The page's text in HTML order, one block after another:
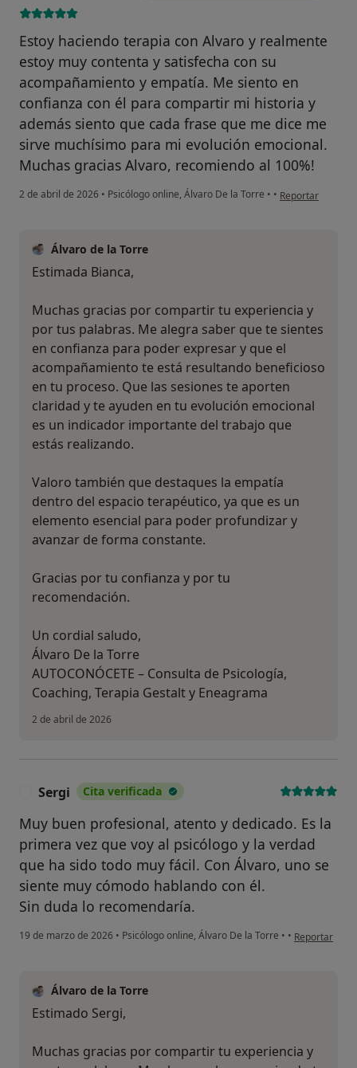
Estoy haciendo terapia con Alvaro y realmente
estoy muy contenta y satisfecha con su
acompañamiento y empatía. Me siento en
confianza con él para compartir mi historia y
además siento que cada frase que me dice me
sirve muchísimo para mi evolución emocional.
Muchas gracias Alvaro, recomiendo al 100%!
2 de abril de 2026 • Psicólogo online, Álvaro De la Torre • • en opinión del
Reportar
Álvaro de la Torre
Estimada Bianca,
Muchas gracias por compartir tu experiencia y
por tus palabras. Me alegra saber que te sientes
en confianza para poder expresar y que el
acompañamiento te está resultando beneficioso
en tu proceso. Que las sesiones te aporten
claridad y te ayuden en tu evolución emocional
es un indicador importante del trabajo que
estás realizando.
Valoro también que destaques la empatía
dentro del espacio terapéutico, ya que es un
elemento esencial para poder profundizar y
avanzar de forma constante.
Gracias por tu confianza y por tu
recomendación.
Un cordial saludo,
Álvaro De la Torre
AUTOCONÓCETE – Consulta de Psicología,
Coaching, Terapia Gestalt y Eneagrama
2 de abril de 2026
Sergi Cita verificada
Muy buen profesional, atento y dedicado. Es la
primera vez que voy al psicólogo y la verdad
que ha sido todo muy fácil. Con Álvaro, uno se
siente muy cómodo hablando con él.
Sin duda lo recomendaría.
19 de marzo de 2026 • Psicólogo online, Álvaro De la Torre • • en opinión
Reportar
Álvaro de la Torre
Estimado Sergi,
Muchas gracias por compartir tu experiencia y